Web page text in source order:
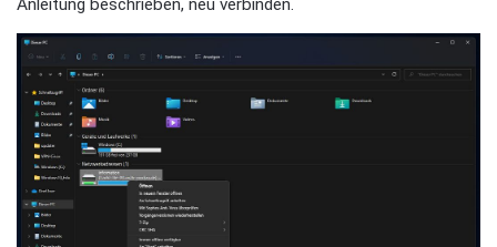
Anleitung beschrieben, neu verbinden.